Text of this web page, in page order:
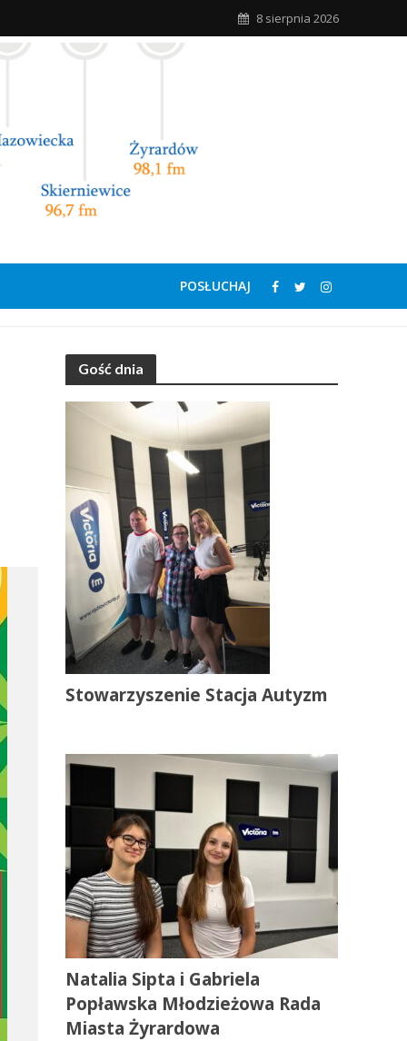
8 sierpnia 2026
POSŁUCHAJ
Gość dnia
Stowarzyszenie Stacja Autyzm
Natalia Sipta i Gabriela
Popławska Młodzieżowa Rada
Miasta Żyrardowa